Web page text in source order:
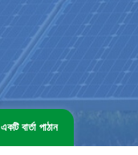
একটি বার্তা পাঠান